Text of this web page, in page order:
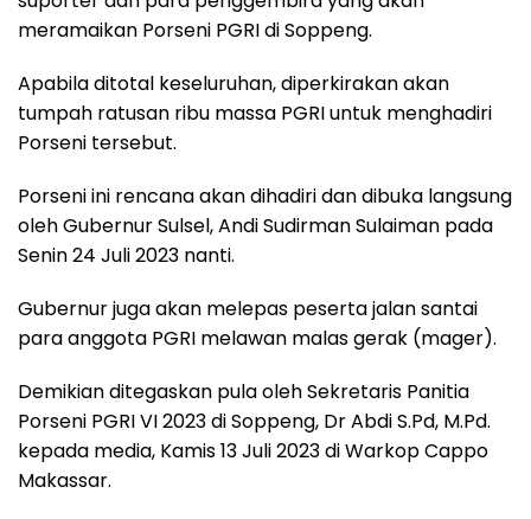
k
p
m
meramaikan Porseni PGRI di Soppeng.
Apabila ditotal keseluruhan, diperkirakan akan
tumpah ratusan ribu massa PGRI untuk menghadiri
Porseni tersebut.
Porseni ini rencana akan dihadiri dan dibuka langsung
oleh Gubernur Sulsel, Andi Sudirman Sulaiman pada
Senin 24 Juli 2023 nanti.
Gubernur juga akan melepas peserta jalan santai
para anggota PGRI melawan malas gerak (mager).
Demikian ditegaskan pula oleh Sekretaris Panitia
Porseni PGRI VI 2023 di Soppeng, Dr Abdi S.Pd, M.Pd.
kepada media, Kamis 13 Juli 2023 di Warkop Cappo
Makassar.